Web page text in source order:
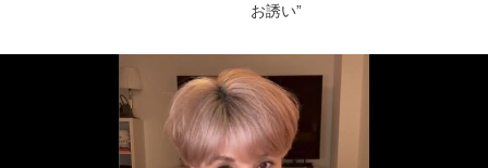
お誘い”